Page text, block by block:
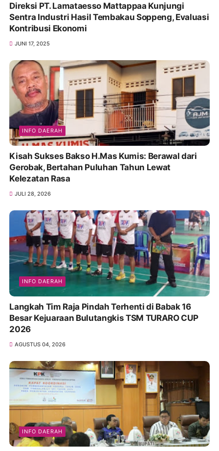
Direksi PT. Lamataesso Mattappaa Kunjungi
Sentra Industri Hasil Tembakau Soppeng, Evaluasi
Kontribusi Ekonomi
JUNI 17, 2025
INFO DAERAH
Kisah Sukses Bakso H.Mas Kumis: Berawal dari
Gerobak, Bertahan Puluhan Tahun Lewat
Kelezatan Rasa
JULI 28, 2026
INFO DAERAH
Langkah Tim Raja Pindah Terhenti di Babak 16
Besar Kejuaraan Bulutangkis TSM TURARO CUP
2026
AGUSTUS 04, 2026
INFO DAERAH